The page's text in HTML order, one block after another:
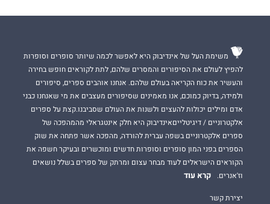
משימת העל של אינדיבוק היא לאפשר לכמה שיותר סופרים וסופרות
להפיץ לעולם את הסיפורים והמסרים שלהם, לתת לקוראים חופש בחירה
והעשיר את כוח הקריאה בעולם שלהם. אנחנו אוהבים ספרים, סיפורים
ולמידה, בדיוק כמוכם, אנו מאמינים שסיפורים מעצבים את מי שאנחנו כבני
אדם ומילים יכולות להעצים ולשנות את העולם שסביבנו.קצת על ספרים
אלקטרוניים / דיגיטלייםאינדיבוק היא חלק אינטגראלי מהמהפכה של
ספרים אלקטרוניים בשפה עברית להורדה, מהפכה אשר פתחה את שוק
הספרים בפני המון סופרים וסופרות חדשים ומוכשרים ובעיקר חשפה את
הקוראים הישראלים לעוד מבחר עצום ומרתק של ספרים בשלל נושאים
וז'אנרים.
קרא עוד
יצירת קשר